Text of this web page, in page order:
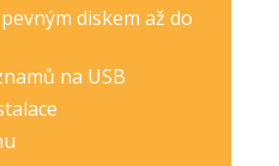
diskem až do
na USB